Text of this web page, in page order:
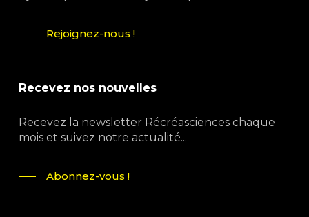
Rejoignez-nous !
Recevez nos nouvelles
Recevez la newsletter Récréasciences chaque
mois et suivez notre actualité...
Abonnez-vous !